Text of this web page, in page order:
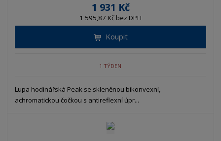
1 931 Kč
1 595,87 Kč bez DPH
Koupit
1 TÝDEN
Lupa hodinářská Peak se skleněnou bikonvexní,
achromatickou čočkou s antireflexní úpr...